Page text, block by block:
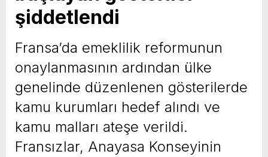
şiddetlendi
Fransa’da emeklilik reformunun
onaylanmasının ardından ülke
genelinde düzenlenen gösterilerde
kamu kurumları hedef alındı ve
kamu malları ateşe verildi.
Fransızlar, Anayasa Konseyinin